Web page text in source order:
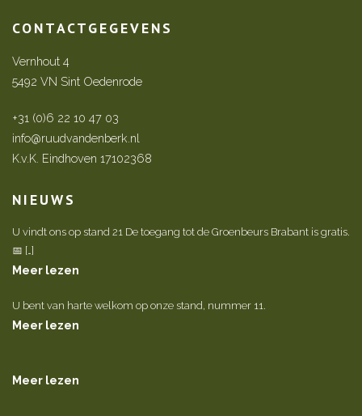
CONTACTGEGEVENS
Vernhout 4
5492 VN Sint Oedenrode
+31 (0)6 22 10 47 03
info@ruudvandenberk.nl
K.v.K. Eindhoven 17102368
NIEUWS
U vindt ons op stand 21 De toegang tot de Groenbeurs Brabant is gratis.
📅 […]
Meer lezen
U bent van harte welkom op onze stand, nummer 11.
Meer lezen
Meer lezen